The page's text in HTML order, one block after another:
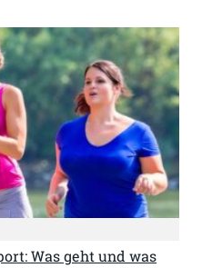
Was geht und was